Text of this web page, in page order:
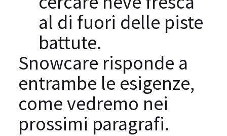
al di fuori delle piste
battute.
Snowcare risponde a
entrambe le esigenze,
come vedremo nei
prossimi paragrafi.